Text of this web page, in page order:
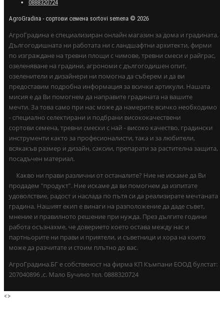
0888320724
AgroGradina - сортови семена sortovi semena © 2026
АгроГрадина е специализиран онлайн магазин за дома и градината.
Дългогодишната ни работата ни с ландшафтни архитекти, фирми
по изграждане на тревни площи с чимове, тревни смеси и райграс,
озеленяване на градини, агрономи с дългогодишен опит,
озеленители и дизайнери ни помогна да съберем и да ви
предоставим подробна информация за всички артикули. Нашата
мисия е да Ви помогнем да направите градината на вашите
мечти. За това само при нас може да намерите всичко необходимо
- специално селектирани и подбрани висококачествени
сортови семена, тревни смески с най - високо качество, градински
инструменти както за професионалисти, така и за любители,
всякакъв размер и дизайн, саксии, препарати за растителна защита,
посадъчен материал.
Какво ни прави различни от останалите? Ние не искаме да Ви
продадем "продукт". Ние искаме да ви помогнем да изпитате
удоволствие, радост и наслада по пътя си да реализирате мечтаната
градина. Нашият екип е винаги на разположение да даде съвет,
мнение и правилното решение при нужда. През дългите години
работа осъзнахме, че доверието което остава между нас и
партньорите ни прави и приятели, и съветници и хора на които
може да разчитате и стоим плътно до вас.
АгроГрадина.БГ е собственост на фирма КП Къмпани ЕООД булстат:
207040896 ,с. Мало Бучино тел. 0888320724
<>